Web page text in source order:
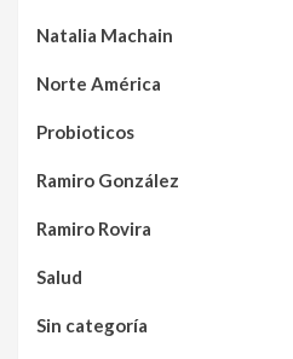
Natalia Machain
Norte América
Probioticos
Ramiro González
Ramiro Rovira
Salud
Sin categoría